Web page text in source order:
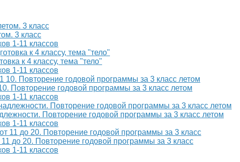
3 класс
1-11 классов
к 4 классу, тема "тело"
1-11 классов
Повторение годовой программы за 3 класс летом
1-11 классов
Повторение годовой программы за 3 класс летом
1-11 классов
до 20. Повторение годовой программы за 3 класс
1-11 классов